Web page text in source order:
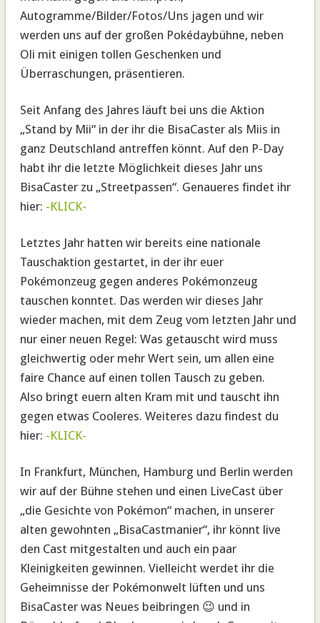
Autogramme/Bilder/Fotos/Uns jagen und wir
werden uns auf der großen Pokédaybühne, neben
Oli mit einigen tollen Geschenken und
Überraschungen, präsentieren.
Seit Anfang des Jahres läuft bei uns die Aktion
„Stand by Mii“ in der ihr die BisaCaster als Miis in
ganz Deutschland antreffen könnt. Auf den P-Day
habt ihr die letzte Möglichkeit dieses Jahr uns
BisaCaster zu „Streetpassen“. Genaueres findet ihr
hier: -KLICK-
Letztes Jahr hatten wir bereits eine nationale
Tauschaktion gestartet, in der ihr euer
Pokémonzeug gegen anderes Pokémonzeug
tauschen konntet. Das werden wir dieses Jahr
wieder machen, mit dem Zeug vom letzten Jahr und
nur einer neuen Regel: Was getauscht wird muss
gleichwertig oder mehr Wert sein, um allen eine
faire Chance auf einen tollen Tausch zu geben.
Also bringt euern alten Kram mit und tauscht ihn
gegen etwas Cooleres. Weiteres dazu findest du
hier: -KLICK-
In Frankfurt, München, Hamburg und Berlin werden
wir auf der Bühne stehen und einen LiveCast über
„die Gesichte von Pokémon“ machen, in unserer
alten gewohnten „BisaCastmanier“, ihr könnt live
den Cast mitgestalten und auch ein paar
Kleinigkeiten gewinnen. Vielleicht werdet ihr die
Geheimnisse der Pokémonwelt lüften und uns
BisaCaster was Neues beibringen 😉 und in